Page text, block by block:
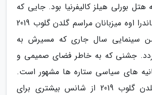
بورلی هیلز کالیفرنیا بود. جایی که
اندی سمبرگ و ساندرا اوه میزبانان مراسم گلدن گلوب 2019
سینمایی سال جاری که مسیرش به
جشنی که به خاطر فضای صمیمی و
های سیاسی ستاره ها مشهور است.
برندگان مراسم گلدن گلوب 2019 از شانس بیشتری برای